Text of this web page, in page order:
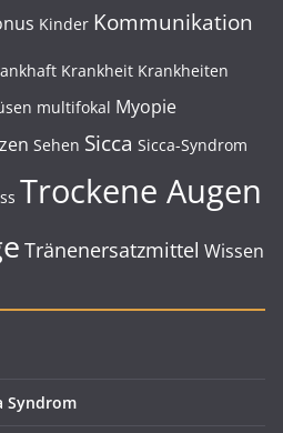
Kinder Kommunikation
Krankheit Krankheiten
multifokal Myopie
Sehen Sicca Sicca-Syndrom
Trockene Augen
Tränenersatzmittel Wissen
Syndrom